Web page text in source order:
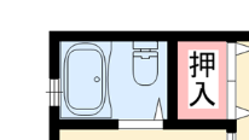
☆ネット無料☆
路線·駅から探す